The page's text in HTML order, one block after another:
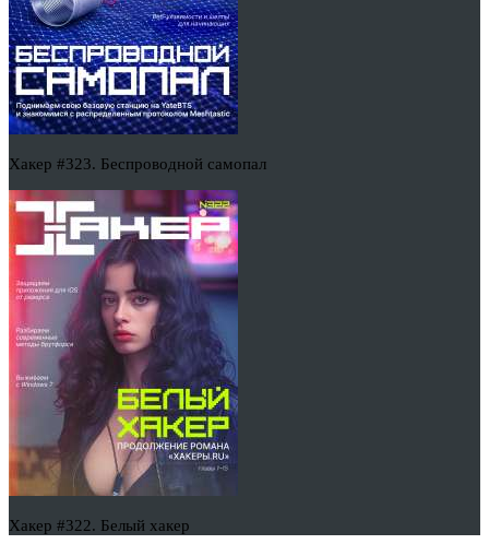
Хакер #323. Беспроводной самопал
Хакер #322. Белый хакер